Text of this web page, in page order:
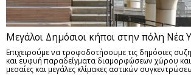
Μεγάλοι Δημόσιοι κήποι στην πόλη Νέα
Επιχειρούμε να τροφοδοτήσουμε τις δημόσιες
και ευφυή παραδείγματα διαμορφώσεων χώρου και
μεσαίες και μεγάλες κλίμακες αστικών